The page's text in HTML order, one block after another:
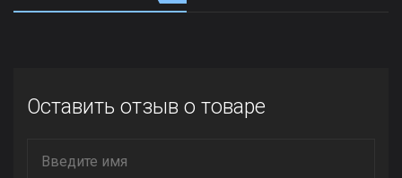
Оставить отзыв о товаре